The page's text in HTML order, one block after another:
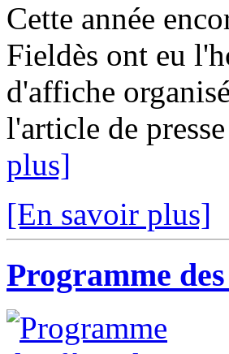
Cette année
Fieldès ont eu
d'affiche
l'article de
plus]
[En savoir plus]
Programme